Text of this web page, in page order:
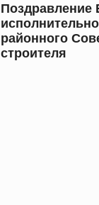
Поздравление
районного
строителя